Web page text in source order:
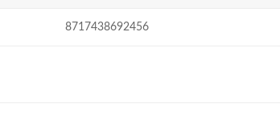
8717438692456